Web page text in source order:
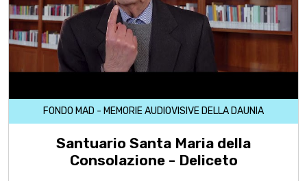
FONDO MAD - MEMORIE AUDIOVISIVE DELLA DAUNIA
Santuario Santa Maria della
Consolazione - Deliceto